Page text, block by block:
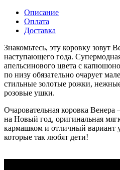
Описание
Оплата
Доставка
Знакомьтесь, эту коровку
наступающего года.
апельсинового цвета с
по низу обязательно очарует
стильные золотые рожки,
розовые ушки.
Очаровательная коровка
на Новый год, оригинальная
кармашком и отличный вариант
которые так любят дети!